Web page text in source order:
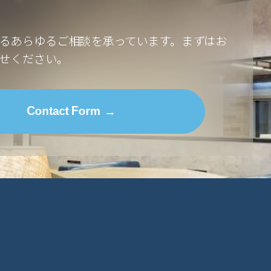
あらゆるご相談を承っています。 まずはお
ください。
Contact Form →